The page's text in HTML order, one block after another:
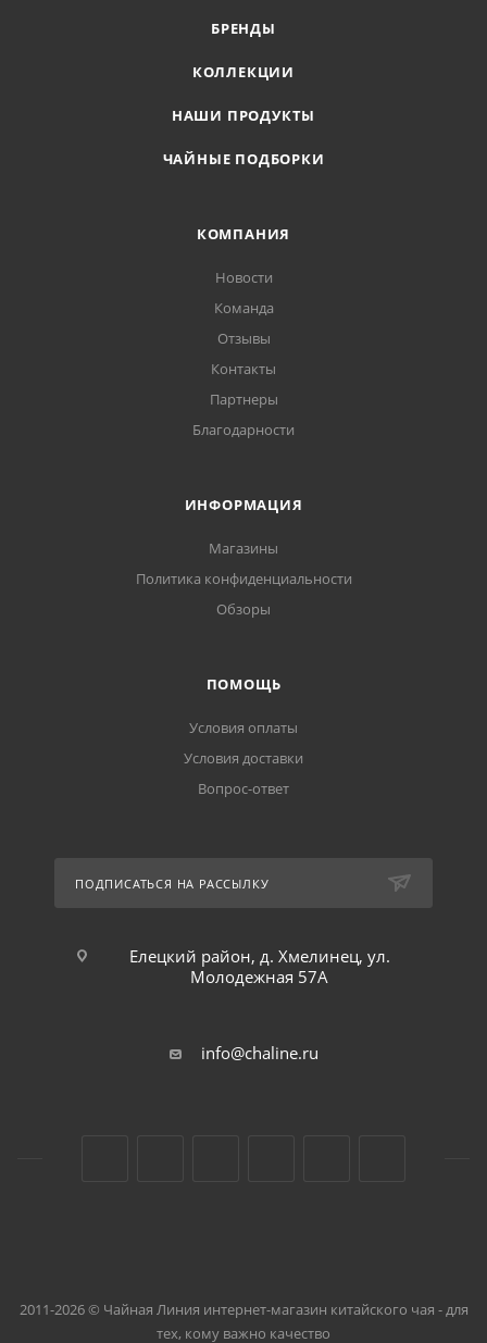
БРЕНДЫ
КОЛЛЕКЦИИ
НАШИ ПРОДУКТЫ
ЧАЙНЫЕ ПОДБОРКИ
КОМПАНИЯ
Новости
Команда
Отзывы
Контакты
Партнеры
Благодарности
ИНФОРМАЦИЯ
Магазины
Политика конфиденциальности
Обзоры
ПОМОЩЬ
Условия оплаты
Условия доставки
Вопрос-ответ
ПОДПИСАТЬСЯ НА РАССЫЛКУ
Елецкий район, д. Хмелинец, ул.
Молодежная 57А
info@chaline.ru
2011-2026 © Чайная Линия интернет-магазин китайского чая - для
тех, кому важно качество